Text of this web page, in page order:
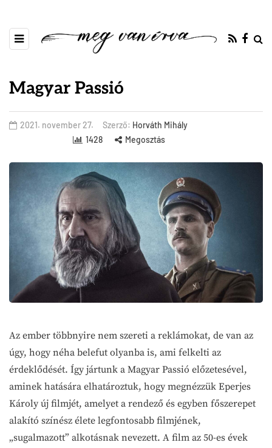
Magyar Passió
2021. november 27. Szerző: Horváth Mihály
1428
Megosztás
Az ember többnyire nem szereti a reklámokat, de van az
úgy, hogy néha belefut olyanba is, ami felkelti az
érdeklődését. Így jártunk a Magyar Passió előzetesével,
aminek hatására elhatároztuk, hogy megnézzük Eperjes
Károly új filmjét, amelyet a rendező és egyben főszerepet
alakító színész élete legfontosabb filmjének,
„sugalmazott” alkotásnak nevezett. A film az 50-es évek